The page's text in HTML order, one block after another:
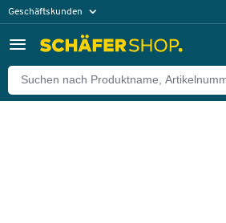
Geschäftskunden
Zurück